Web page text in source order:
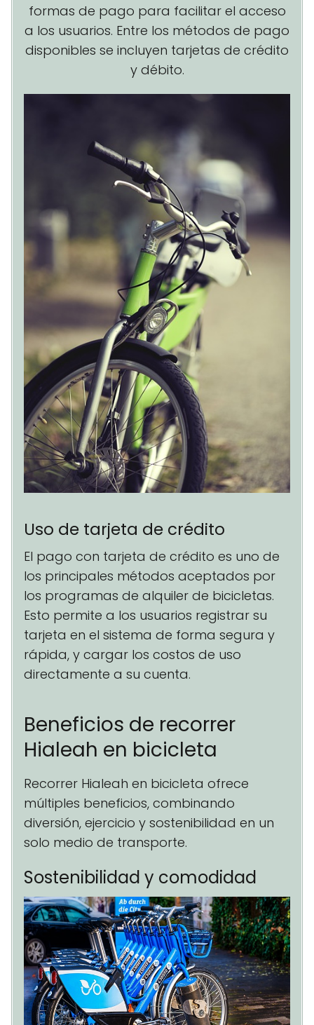
formas de pago para facilitar el acceso
a los usuarios. Entre los métodos de pago
disponibles se incluyen tarjetas de crédito
y débito.
Uso de tarjeta de crédito
El pago con tarjeta de crédito es uno de
los principales métodos aceptados por
los programas de alquiler de bicicletas.
Esto permite a los usuarios registrar su
tarjeta en el sistema de forma segura y
rápida, y cargar los costos de uso
directamente a su cuenta.
Beneficios de recorrer
Hialeah en bicicleta
Recorrer Hialeah en bicicleta ofrece
múltiples beneficios, combinando
diversión, ejercicio y sostenibilidad en un
solo medio de transporte.
Sostenibilidad y comodidad